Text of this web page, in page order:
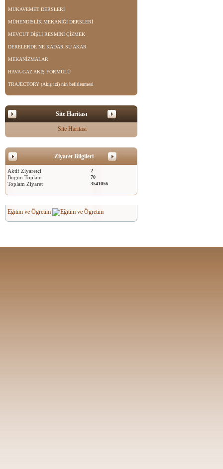
MUKAVEMET DERSLERİ
MÜHENDİSLİK MEKANİĞİ DERSLERİ
MEVCUT DİŞLİ RESMİNİ ÇİZMEK
DERELERDE NE KADAR SU AKAR
MEKANİZMALAR
HAVA-GAZ AKIŞ FORMÜLÜ
TRAJECTORY (Akış izi) nin belirlenmesi
Site Haritası
Site Haritası
Ziyaret Bilgileri
Aktif Ziyaretçi 2
Bugün Toplam 70
Toplam Ziyaret 3541056
Eğitim ve Ögretim